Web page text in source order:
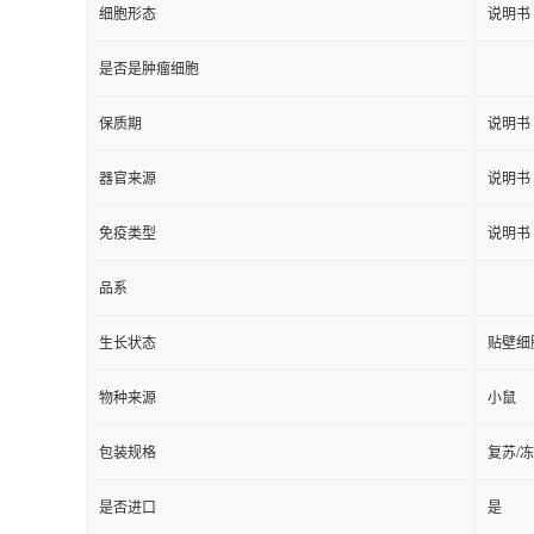
细胞形态 说明书
是否是肿瘤细胞
保质期 说明书
器官来源 说明书
免疫类型 说明书
品系
生长状态 贴壁细
物种来源 小鼠
包装规格 复苏/
是否进口 是